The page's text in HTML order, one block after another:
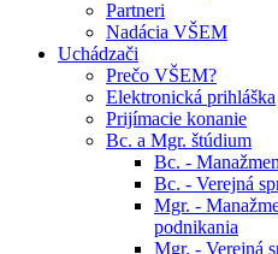
Partneri
Nadácia VŠEM
Uchádzači
Prečo VŠEM?
Elektronická prihláška
Prijímacie konanie
Bc. a Mgr. štúdium
Bc. -
Bc. - Verejná
Mgr. -
podnikania
Mgr. - Verejná